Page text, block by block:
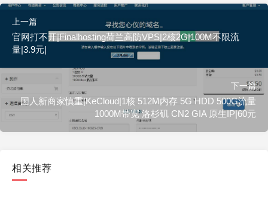
上一篇
官网打不开|Finalhosting荷兰高防VPS|2核2G|100M不限流
量|3.9元|
下一篇
国人新商家慎重|KeCloud|1核 512M内存 5G HDD 500G流量
1000M带宽 洛杉矶 CN2 GIA 原生IP|60元
相关推荐